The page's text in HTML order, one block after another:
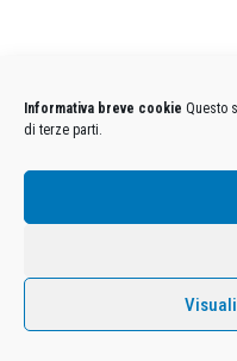
Informativa breve cookie Questo
di terze parti.